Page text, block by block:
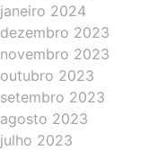
janeiro 2024
dezembro 2023
novembro 2023
outubro 2023
setembro 2023
agosto 2023
julho 2023